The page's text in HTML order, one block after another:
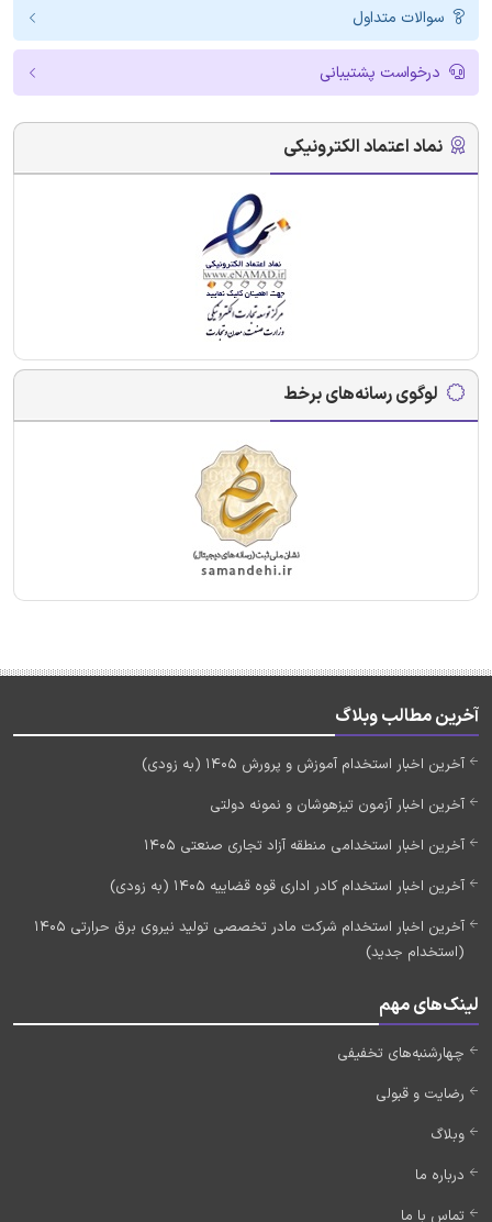
سوالات متداول
درخواست پشتیبانی
نماد اعتماد الکترونیکی
لوگوی رسانه‌های برخط
آخرین مطالب وبلاگ
آخرین اخبار استخدام آموزش و پرورش 1405 (به زودی)
آخرین اخبار آزمون تیزهوشان و نمونه دولتی
آخرین اخبار استخدامی منطقه آزاد تجاری صنعتی 1405
آخرین اخبار استخدام کادر اداری قوه قضاییه 1405 (به زودی)
آخرین اخبار استخدام شرکت مادر تخصصی تولید نیروی برق حرارتی 1405
(استخدام جدید)
لینک‌های مهم
چهارشنبه‌های تخفیفی
رضایت و قبولی
وبلاگ
درباره ما
تماس با ما